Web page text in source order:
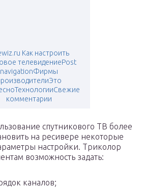
Как настроить
телевидениеPost
navigationФирмы
комментарии
спутникового ТВ более
на ресивере некоторые
настройки. Триколор
возможность задать:
каналов;